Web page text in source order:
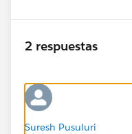
2 respuestas
Suresh Pusuluri